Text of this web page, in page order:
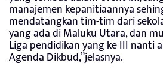
manajemen kepanitiaannya
mendatangkan tim-tim dari
yang ada di Maluku Utara, dan
Liga pendidikan yang ke III nanti
Agenda Dikbud,”jelasnya.